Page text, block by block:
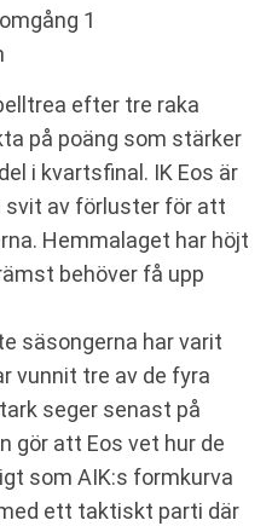
1
efter tre raka
på poäng som stärker
i kvartsfinal. IK Eos är
svit av förluster för att
Hemmalaget har höjt
behöver få upp
säsongerna har varit
vunnit tre av de fyra
seger senast på
gör att Eos vet hur de
som AIK:s formkurva
ett taktiskt parti där